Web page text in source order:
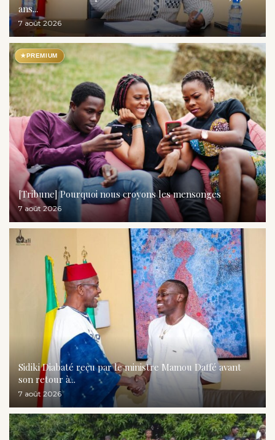
ans...
7 août 2026
★PREMIUM
[Tribune] Pourquoi nous croyons les mensonges
7 août 2026
Sidiki Diabaté reçu par le ministre Mamou Daffé avant
son retour à...
7 août 2026